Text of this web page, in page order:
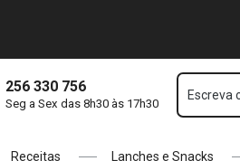
256 330 756
Seg a Sex das 8h30 às 17h30
Escreva
Receitas Lanches e Snacks